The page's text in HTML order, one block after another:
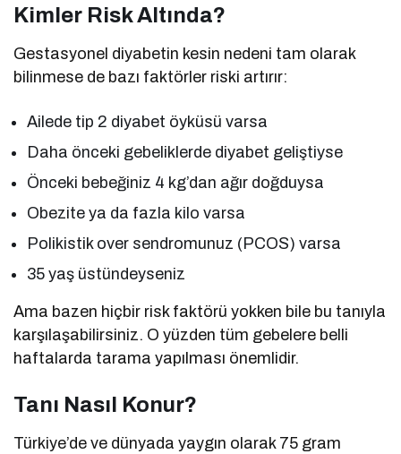
Kimler Risk Altında?
Gestasyonel diyabetin kesin nedeni tam olarak
bilinmese de bazı faktörler riski artırır:
Ailede tip 2 diyabet öyküsü varsa
Daha önceki gebeliklerde diyabet geliştiyse
Önceki bebeğiniz 4 kg’dan ağır doğduysa
Obezite ya da fazla kilo varsa
Polikistik over sendromunuz (PCOS) varsa
35 yaş üstündeyseniz
Ama bazen hiçbir risk faktörü yokken bile bu tanıyla
karşılaşabilirsiniz. O yüzden tüm gebelere belli
haftalarda tarama yapılması önemlidir.
Tanı Nasıl Konur?
Türkiye’de ve dünyada yaygın olarak 75 gram